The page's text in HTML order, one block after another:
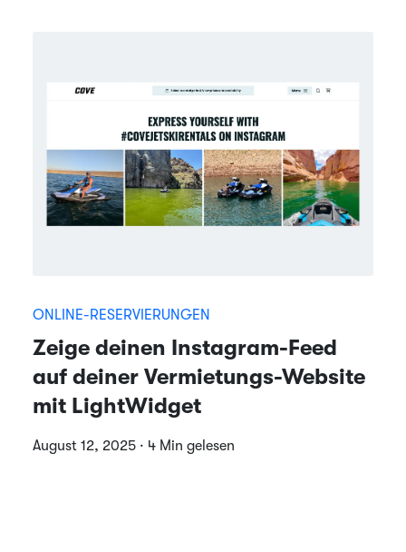
ONLINE-RESERVIERUNGEN
Zeige deinen Instagram-Feed
auf deiner Vermietungs-Website
mit LightWidget
August 12, 2025 · 4 Min gelesen